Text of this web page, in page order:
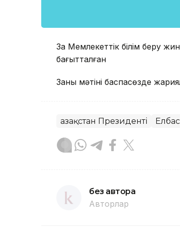
Заң Мемлекеттік білім беру
бағытталған
Заңның мәтіні баспасөзде
Қазақстан Президенті
без автора
Авторлар